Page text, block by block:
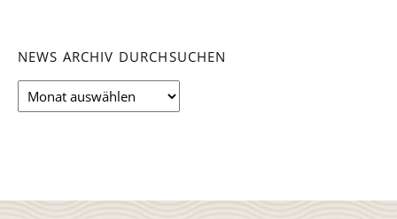
NEWS ARCHIV DURCHSUCHEN
News
Archiv